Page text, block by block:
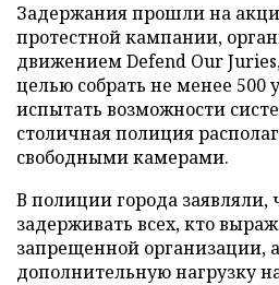
Задержания прошли на
протестной кампании,
движением Defend Our
целью собрать не менее 500
испытать возможности
столичная полиция
свободными камерами.
В полиции города
задерживать всех, кто
запрещенной организации,
дополнительную нагрузку